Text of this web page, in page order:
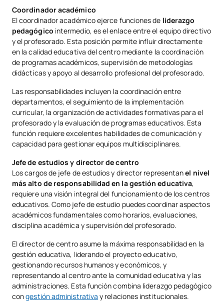
Coordinador académico
El coordinador académico ejerce funciones de liderazgo
pedagógico intermedio, es el enlace entre el equipo directivo
y el profesorado. Esta posición permite influir directamente
en la calidad educativa del centro mediante la coordinación
de programas académicos, supervisión de metodologías
didácticas y apoyo al desarrollo profesional del profesorado.
Las responsabilidades incluyen la coordinación entre
departamentos, el seguimiento de la implementación
curricular, la organización de actividades formativas para el
profesorado y la evaluación de programas educativos. Esta
función requiere excelentes habilidades de comunicación y
capacidad para gestionar equipos multidisciplinares.
Jefe de estudios y director de centro
Los cargos de jefe de estudios y director representanel nivel
más alto de responsabilidad en la gestión educativa,
requiere una visión integral del funcionamiento de los centros
educativos. Como jefe de estudio puedes coordinar aspectos
académicos fundamentales como horarios, evaluaciones,
disciplina académica y supervisión del profesorado.
El director de centro asume la máxima responsabilidad en la
gestión educativa, liderando el proyecto educativo,
gestionando recursos humanos y económicos, y
representando al centro ante la comunidad educativa y las
administraciones. Esta función combina liderazgo pedagógico
congestión administrativa y relaciones institucionales.